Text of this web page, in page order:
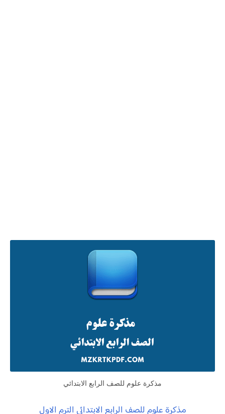
مذكرة علوم للصف الرابع الابتدائي
مذكرة علوم للصف الرابع الابتدائي الترم الاول